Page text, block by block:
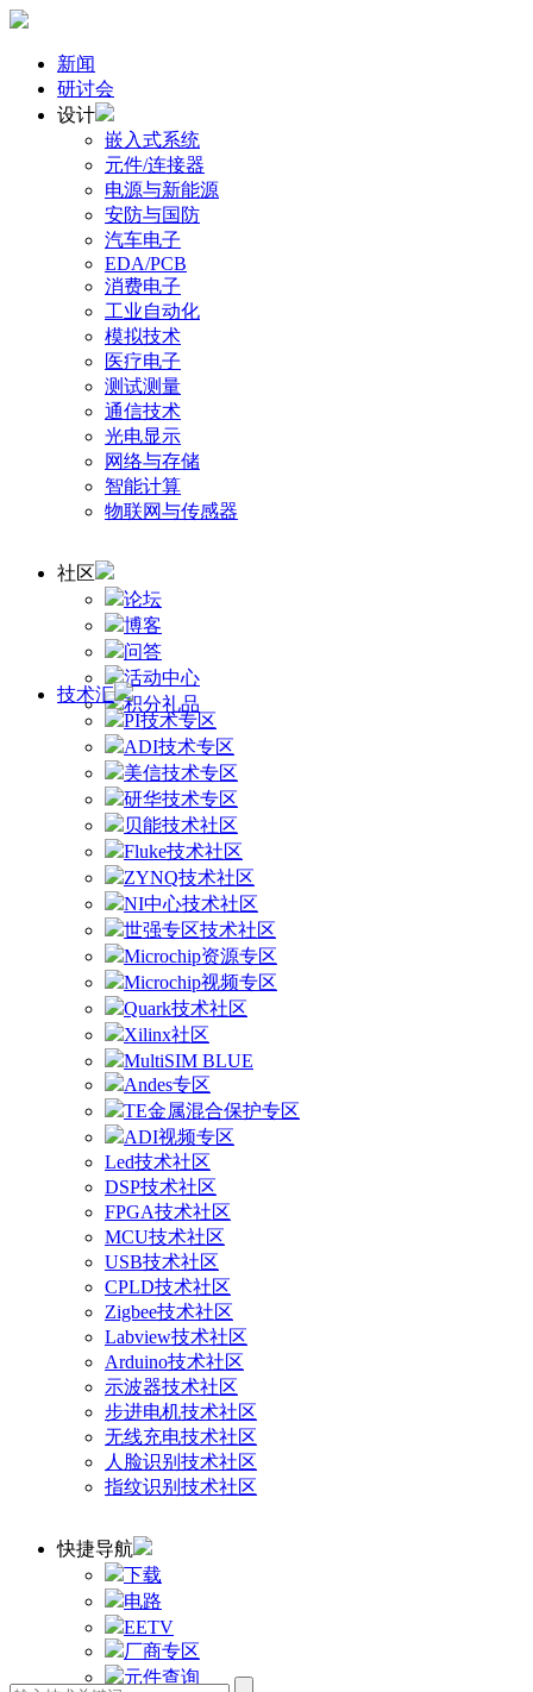
新闻
研讨会
设计
嵌入式系统
元件/连接器
电源与新能源
安防与国防
汽车电子
EDA/PCB
消费电子
工业自动化
模拟技术
医疗电子
测试测量
通信技术
光电显示
网络与存储
智能计算
物联网与传感器
社区
论坛
博客
问答
活动中心
积分礼品
技术汇
PI技术专区
ADI技术专区
美信技术专区
研华技术专区
贝能技术社区
Fluke技术社区
ZYNQ技术社区
NI中心技术社区
世强专区技术社区
Microchip资源专区
Microchip视频专区
Quark技术社区
Xilinx社区
MultiSIM BLUE
Andes专区
TE金属混合保护专区
ADI视频专区
Led技术社区
DSP技术社区
FPGA技术社区
MCU技术社区
USB技术社区
CPLD技术社区
Zigbee技术社区
Labview技术社区
Arduino技术社区
示波器技术社区
步进电机技术社区
无线充电技术社区
人脸识别技术社区
指纹识别技术社区
快捷导航
下载
电路
EETV
厂商专区
元件查询